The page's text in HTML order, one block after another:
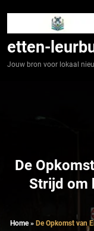
etten-
Jouw bron voor lokaal
De
Strijd om
Home» De Opkomst van